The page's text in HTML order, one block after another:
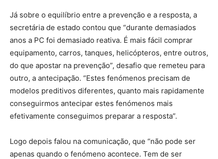
Já sobre o equilíbrio entre a prevenção e a resposta, a
secretária de estado contou que “durante demasiados
anos a PC foi demasiado reativa. É mais fácil comprar
equipamento, carros, tanques, helicópteros, entre outros,
do que apostar na prevenção”, desafio que remeteu para
outro, a antecipação. “Estes fenómenos precisam de
modelos preditivos diferentes, quanto mais rapidamente
conseguirmos antecipar estes fenómenos mais
efetivamente conseguimos preparar a resposta”.
Logo depois falou na comunicação, que “não pode ser
apenas quando o fenómeno acontece. Tem de ser